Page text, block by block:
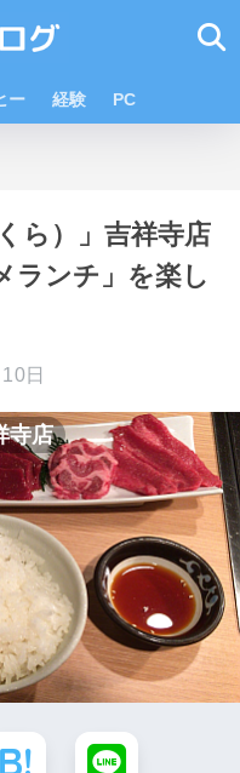
ー 経験 PC
ら）」吉祥寺店
ランチ」を楽し
日
寺店